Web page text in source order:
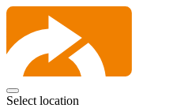
Select location